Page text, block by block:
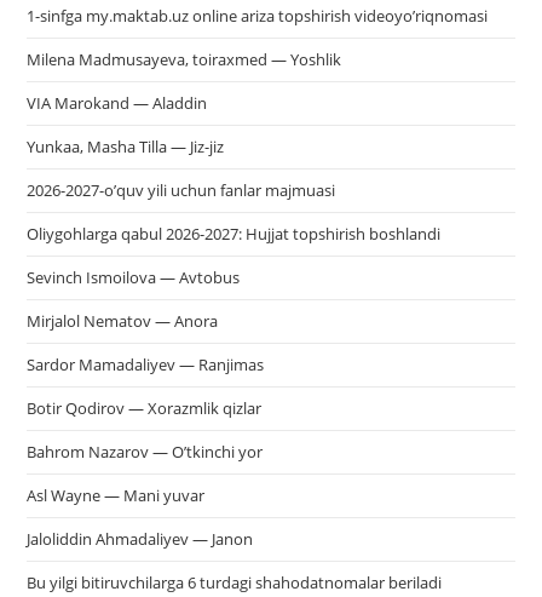
1-sinfga my.maktab.uz online ariza topshirish videoyo’riqnomasi
Milena Madmusayeva, toiraxmed — Yoshlik
VIA Marokand — Aladdin
Yunkaa, Masha Tilla — Jiz-jiz
2026-2027-o’quv yili uchun fanlar majmuasi
Oliygohlarga qabul 2026-2027: Hujjat topshirish boshlandi
Sevinch Ismoilova — Avtobus
Mirjalol Nematov — Anora
Sardor Mamadaliyev — Ranjimas
Botir Qodirov — Xorazmlik qizlar
Bahrom Nazarov — O’tkinchi yor
Asl Wayne — Mani yuvar
Jaloliddin Ahmadaliyev — Janon
Bu yilgi bitiruvchilarga 6 turdagi shahodatnomalar beriladi